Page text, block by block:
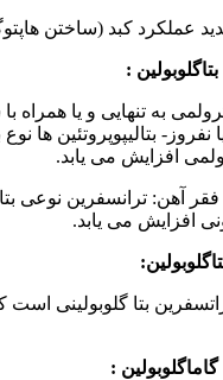
:
به تنهایی و یا همراه
نفروز- بتالیپوپروتئین ها
افزایش می یابد.
آهن: ترانسفرین نوعی
افزایش می یابد.
بتا گلوبولینی
: